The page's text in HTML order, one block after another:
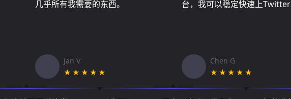
几乎所有我需要的东西。
Jan V
★★★★★
台，我可以稳定快速上Twitter
Chen G
★★★★★